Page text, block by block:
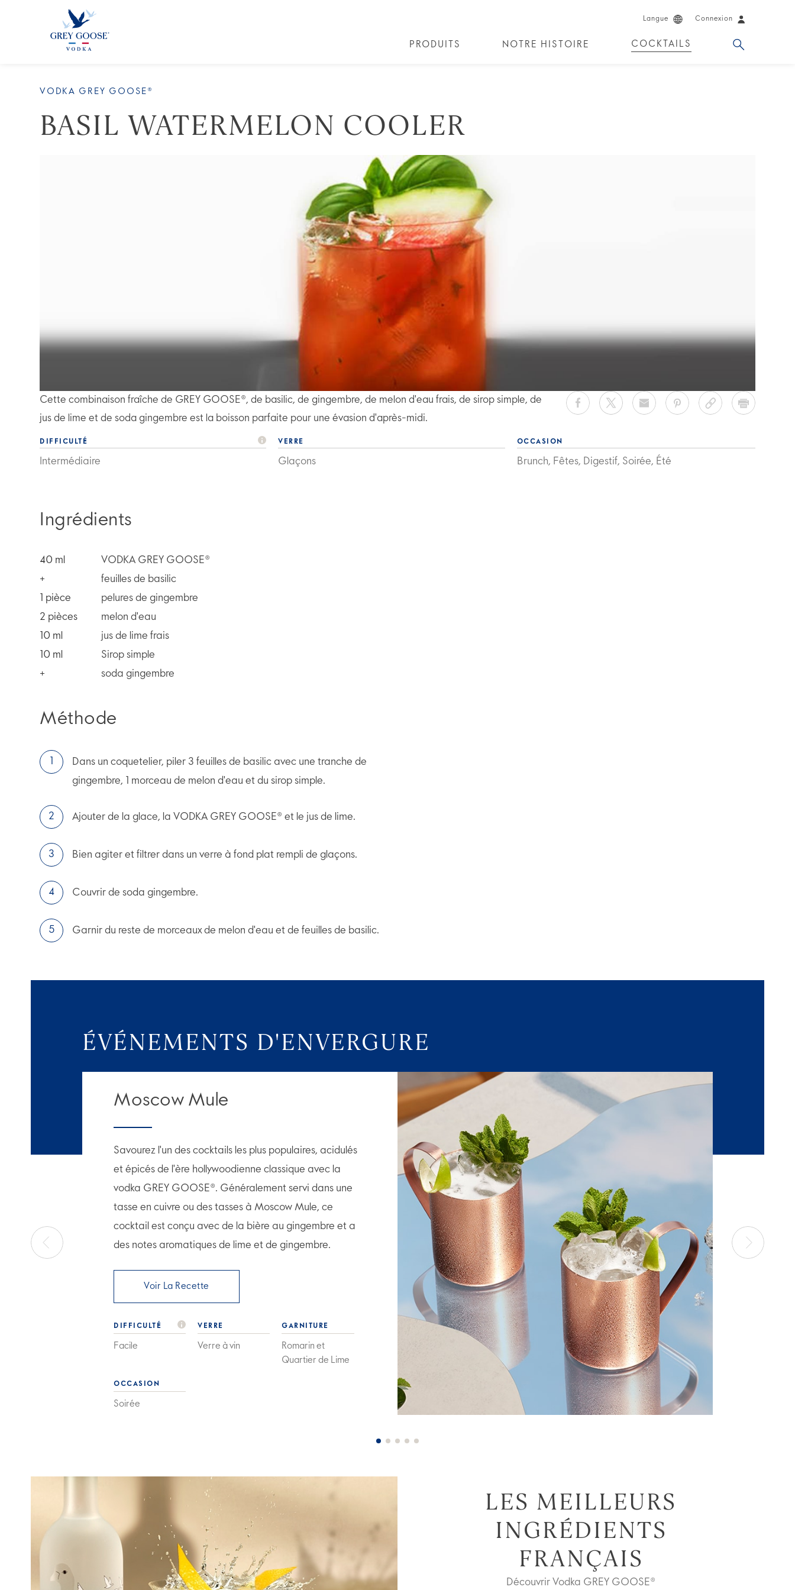
Langue Connexion
PRODUITS NOTRE HISTOIRE COCKTAILS
VODKA GREY GOOSE®
BASIL WATERMELON COOLER
Cette combinaison fraîche de GREY GOOSE®, de basilic, de gingembre, de melon d'eau frais, de sirop simple, de
jus de lime et de soda gingembre est la boisson parfaite pour une évasion d'après-midi.
DIFFICULTÉ
Intermédiaire
VERRE
Glaçons
OCCASION
Brunch, Fêtes, Digestif, Soirée, Été
Ingrédients
40 ml
VODKA GREY GOOSE®
+
feuilles de basilic
pièce
pelures de gingembre
2 pièces
melon d'eau
10 ml
jus de lime frais
10 ml
Sirop simple
+
soda gingembre
Méthode
Dans un coquetelier, piler 3 feuilles de basilic avec une tranche de
gingembre, 1 morceau de melon d'eau et du sirop simple.
Ajouter de la glace, la VODKA GREY GOOSE® et le jus de lime.
Bien agiter et filtrer dans un verre à fond plat rempli de glaçons.
Couvrir de soda gingembre.
Garnir du reste de morceaux de melon d'eau et de feuilles de basilic.
ÉVÉNEMENTS D'ENVERGURE
Moscow Mule
Savourez l'un des cocktails les plus populaires, acidulés
et épicés de l'ère hollywoodienne classique avec la
vodka GREY GOOSE®. Généralement servi dans une
tasse en cuivre ou des tasses à Moscow Mule, ce
cocktail est conçu avec de la bière au gingembre et a
des notes aromatiques de lime et de gingembre.
Voir La Recette
DIFFICULTÉ
Facile
VERRE
Verre à vin
GARNITURE
Romarin et
Quartier de Lime
OCCASION
Soirée
LES MEILLEURS
INGRÉDIENTS
FRANÇAIS
Découvrir Vodka GREY GOOSE®